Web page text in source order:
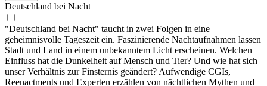
Deutschland bei Nacht
"Deutschland bei Nacht" taucht in zwei Folgen in eine
geheimnisvolle Tageszeit ein. Faszinierende Nachtaufnahmen lassen
Stadt und Land in einem unbekanntem Licht erscheinen. Welchen
Einfluss hat die Dunkelheit auf Mensch und Tier? Und wie hat sich
unser Verhältnis zur Finsternis geändert? Aufwendige CGIs,
Reenactments und Experten erzählen von nächtlichen Mythen und